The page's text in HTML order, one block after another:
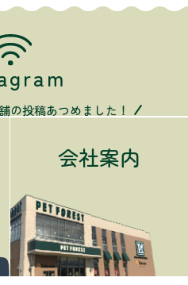
の投稿あつめました！
会社案内